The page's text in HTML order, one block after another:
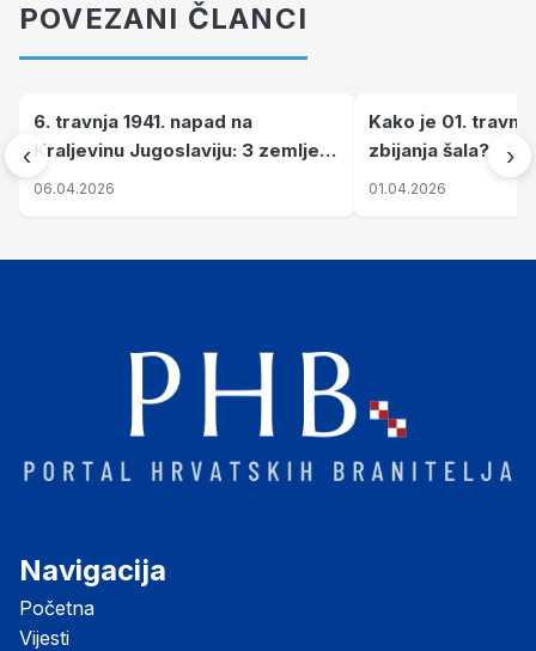
POVEZANI ČLANCI
‹
6. travnja 1941. napad na
Kraljevinu Jugoslaviju: 3 zemlje
nastale njenim raspadom
06.04.2026
Kako je 01.
zbijanja šala?
01.04.2026
›
Navigacija
Početna
Vijesti